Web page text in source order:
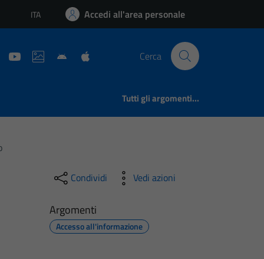
Lingua attiva:
ITA Accedi all'area personale
Cerca
Tutti gli argomenti...
Condividi Vedi azioni
Argomenti
Accesso all'informazione